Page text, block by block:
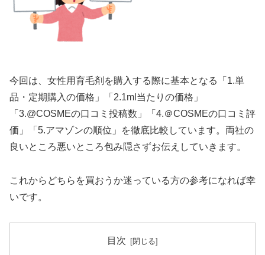
今回は、女性用育毛剤を購入する際に基本となる「1.単
品・定期購入の価格」「2.1ml当たりの価格」
「3.@COSMEの口コミ投稿数」「4.＠COSMEの口コミ評
価」「5.アマゾンの順位」を徹底比較しています。両社の
良いところ悪いところ包み隠さずお伝えしていきます。
これからどちらを買おうか迷っている方の参考になれば幸
いです。
目次